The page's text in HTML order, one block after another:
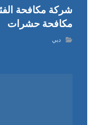
مكافحة حشرات
دبي